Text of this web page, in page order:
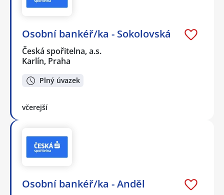
Osobní bankéř/ka - Sokolovská
Česká spořitelna, a.s.
Karlín, Praha
Plný úvazek
včerejší
Osobní bankéř/ka - Anděl